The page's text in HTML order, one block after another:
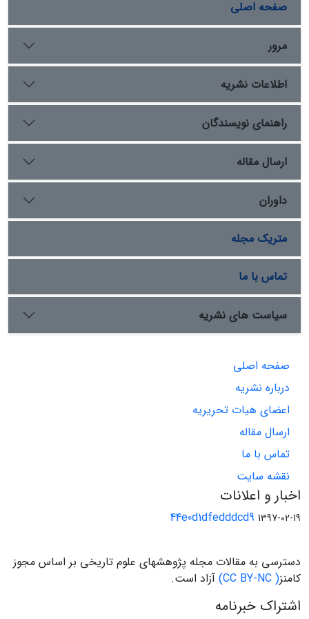
طریق مطالعات کتابخانه‌ای گردآوری شده. نتایج پژوهش
نشان می‌دهد که تحولات چشمگیر در مدیریت آب از دورۀ
اشکانی با ساخت کانال داریون آغاز و در دورۀ ساسانی با
بهینه‌سازی شبکۀ موجود تداوم یافته است. برخلاف انگارۀ
سنتی فروپاشی شبکۀ آبرسانی پس از فتوحات اسلامی،
شواهدی از رونق کشاورزی در دورۀ اسلامی و تداوم بهره‌برداری
از زیرساخت‌های آبیاری پیشین ارائه می‌گردد که نقش نخبگان
و جامعۀ محلی در پایداری و نگهداری این زیرساخت‌ها را
پررنگ‌تر می‌سازد. این نتایج لزوم بازنگری در الگوهای کلاسیک
فروپاشی تمدنی بر اثر تغییر حکومت‌ها و توجه به
سازوکارهای انطباق اجتماعی با نظام‌های آبی را گوشزد
می‌کند.
صفحه اصلی
مرور
اطلاعات نشریه
راهنمای نویسندگان
ارسال مقاله
داوران
متریک مجله
تماس با ما
سیاست های نشریه
صفحه اصلی
درباره نشریه
اعضای هیات تحریریه
ارسال مقاله
تماس با ما
نقشه سایت
اخبار و اعلانات
44e0d1dfedddcd9 1397-02-19
دسترسی به مقالات مجله پژوهشهای علوم تاریخی بر اساس مجوز
کامنز( CC BY-NC) آزاد است.
اشتراک خبرنامه